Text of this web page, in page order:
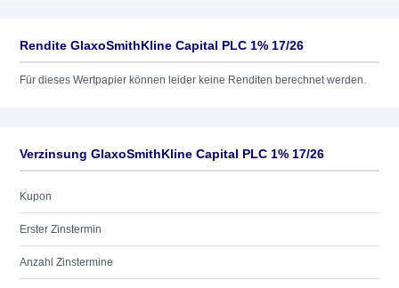
Rendite GlaxoSmithKline Capital PLC 1% 17/26
Für dieses Wertpapier können leider keine Renditen berechnet werden.
Verzinsung GlaxoSmithKline Capital PLC 1% 17/26
Kupon
Erster Zinstermin
Anzahl Zinstermine